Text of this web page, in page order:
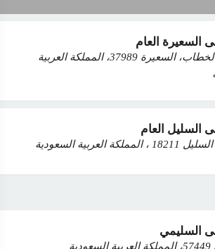
العام
عمر بن الخطاب، السعيرة 37989، المملكة العربية
السليل العام
العربية السعودية
السليمي